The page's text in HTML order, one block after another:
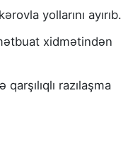
yollarını ayırıb.
xidmətindən
razılaşma